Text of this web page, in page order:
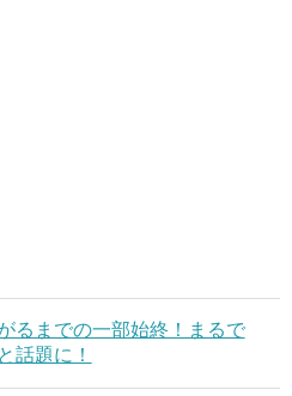
るまでの一部始終！まるで
話題に！